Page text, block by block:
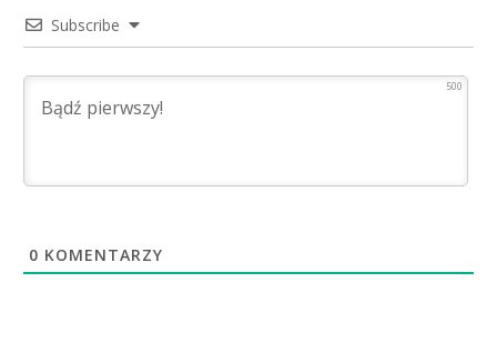
Subscribe
500
0 KOMENTARZY